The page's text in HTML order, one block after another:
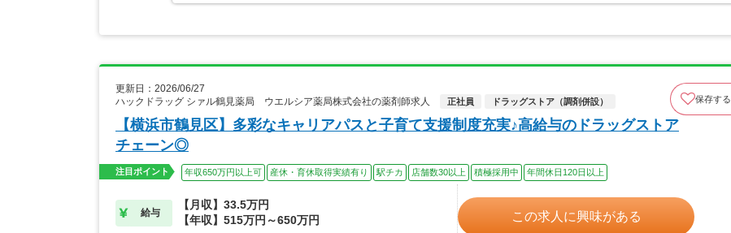
更新日：2026/06/27
ハックドラッグ シァル鶴見薬局 ウエルシア薬局株式会社の薬剤師求人
正社員 ドラッグストア（調剤併設） 保存する
【横浜市鶴見区】多彩なキャリアパスと子育て支援制度充実♪高給与のドラッグストア
チェーン◎
注目ポイント 年収650万円以上可 産休・育休取得実績有り 駅チカ 店舗数30以上 積極採用中 年間休日120日以上
給与
【月収】33.5万円
【年収】515万円～650万円
この求人に興味がある